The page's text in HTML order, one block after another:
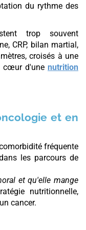
du rythme des
trop souvent
CRP, bilan martial,
croisés à une
cœur d'une nutrition
et en
fréquente
les parcours de
et qu'elle mange
nutritionnelle,
cancer.